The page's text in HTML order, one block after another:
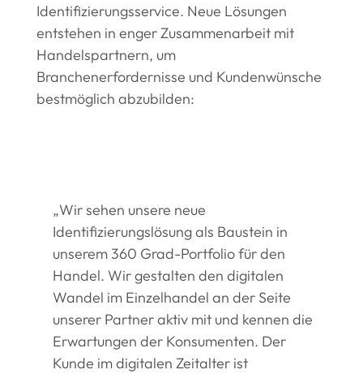
Identifizierungsservice. Neue Lösungen
entstehen in enger Zusammenarbeit mit
Handelspartnern, um
Branchenerfordernisse und Kundenwünsche
bestmöglich abzubilden:
„Wir sehen unsere neue
Identifizierungslösung als Baustein in
unserem 360 Grad-Portfolio für den
Handel. Wir gestalten den digitalen
Wandel im Einzelhandel an der Seite
unserer Partner aktiv mit und kennen die
Erwartungen der Konsumenten. Der
Kunde im digitalen Zeitalter ist